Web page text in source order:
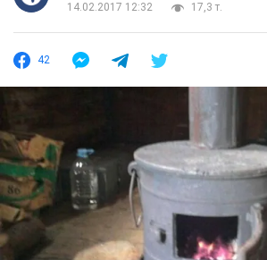
14.02.2017 12:32
17,3 т.
42